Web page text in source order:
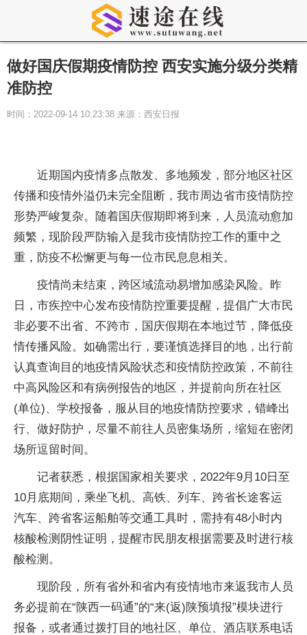
做好国庆假期疫情防控 西安实施分级分类精
准防控
时间：2022-09-14 10:23:38 来源：西安日报
近期国内疫情多点散发、多地频发，部分地区社区
传播和疫情外溢仍未完全阻断，我市周边省市疫情防控
形势严峻复杂。随着国庆假期即将到来，人员流动愈加
频繁，现阶段严防输入是我市疫情防控工作的重中之
重，防疫不松懈更与每一位市民息息相关。
疫情尚未结束，跨区域流动易增加感染风险。昨
日，市疾控中心发布疫情防控重要提醒，提倡广大市民
非必要不出省、不跨市，国庆假期在本地过节，降低疫
情传播风险。如确需出行，要谨慎选择目的地，出行前
认真查询目的地疫情风险状态和疫情防控政策，不前往
中高风险区和有病例报告的地区，并提前向所在社区
(单位)、学校报备，服从目的地疫情防控要求，错峰出
行、做好防护，尽量不前往人员密集场所，缩短在密闭
场所逗留时间。
记者获悉，根据国家相关要求，2022年9月10日至
10月底期间，乘坐飞机、高铁、列车、跨省长途客运
汽车、跨省客运船舶等交通工具时，需持有48小时内
核酸检测阴性证明，提醒市民朋友根据需要及时进行核
酸检测。
现阶段，所有省外和省内有疫情地市来返我市人员
务必提前在“陕西一码通”的“来(返)陕预填报”模块进行
报备，或者通过拨打目的地社区、单位、酒店联系电话